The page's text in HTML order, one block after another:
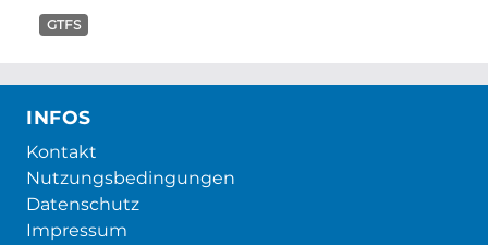
GTFS
INFOS
Kontakt
Nutzungsbedingungen
Datenschutz
Impressum